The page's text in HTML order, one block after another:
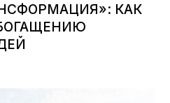
КАК